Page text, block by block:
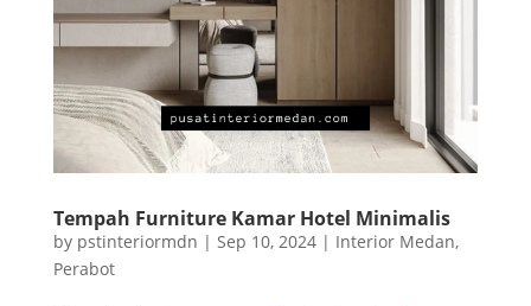
Tempah Furniture Kamar Hotel Minimalis
by pstinteriormdn | Sep 10, 2024| Interior Medan,
Perabot